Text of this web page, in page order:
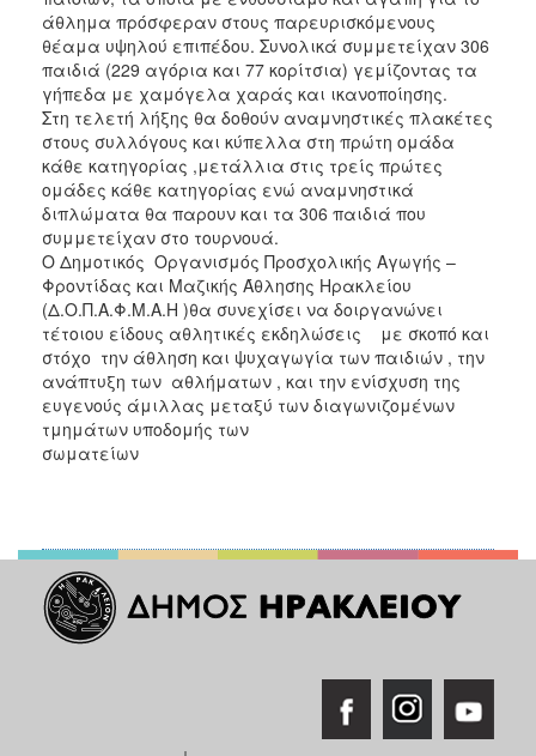
άθλημα πρόσφεραν στους παρευρισκόμενους
θέαμα υψηλού επιπέδου. Συνολικά συμμετείχαν 306
παιδιά (229 αγόρια και 77 κορίτσια) γεμίζοντας τα
γήπεδα με χαμόγελα χαράς και ικανοποίησης.
Στη τελετή λήξης θα δoθούν αναμνηστικές πλακέτες
στους συλλόγους και κύπελλα στη πρώτη ομάδα
κάθε κατηγορίας ,μετάλλια στις τρείς πρώτες
ομάδες κάθε κατηγορίας ενώ αναμνηστικά
διπλώματα θα παρουν και τα 306 παιδιά που
συμμετείχαν στο τουρνουά.
Ο Δημοτικός Οργανισμός Προσχολικής Αγωγής –
Φροντίδας και Μαζικής Άθλησης Ηρακλείου
(Δ.Ο.Π.Α.Φ.Μ.Α.Η )θα συνεχίσει να δοιργανώνει
τέτοιου είδους αθλητικές εκδηλώσεις με σκοπό και
στόχο την άθληση και ψυχαγωγία των παιδιών , την
ανάπτυξη των αθλήματων , και την ενίσχυση της
ευγενούς άμιλλας μεταξύ των διαγωνιζομένων
τμημάτων υποδομής των
σωματείων